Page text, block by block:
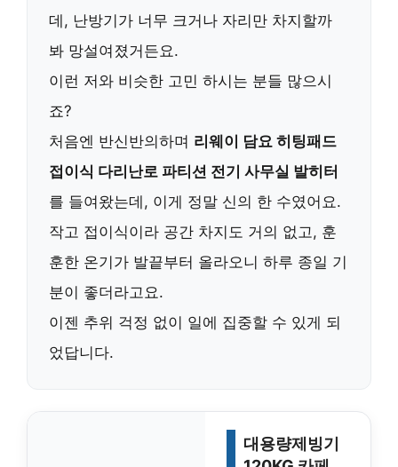
데, 난방기가 너무 크거나 자리만 차지할까
봐 망설여졌거든요.
이런 저와 비슷한 고민 하시는 분들 많으시
죠?
처음엔 반신반의하며 리웨이 담요 히팅패드
접이식 다리난로 파티션 전기 사무실 발히터
를 들여왔는데, 이게 정말 신의 한 수였어요.
작고 접이식이라 공간 차지도 거의 없고, 훈
훈한 온기가 발끝부터 올라오니 하루 종일 기
분이 좋더라고요.
이젠 추위 걱정 없이 일에 집중할 수 있게 되
었답니다.
대용량제빙기